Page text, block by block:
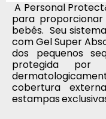
A Personal
para
bebês. Seu
com Gel Super
dos pequenos
protegida
cobertura
estampas